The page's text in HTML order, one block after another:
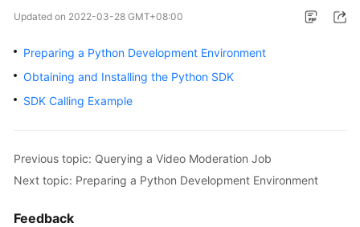
Bulletin
Service
Overview
Started
Guide
Updated on 2022-03-28 GMT+08:00
Preparing a Python Development Environment
Obtaining and Installing the Python SDK
SDK Calling Example
Previous topic: Querying a Video Moderation Job
Next topic: Preparing a Python Development Environment
Feedback